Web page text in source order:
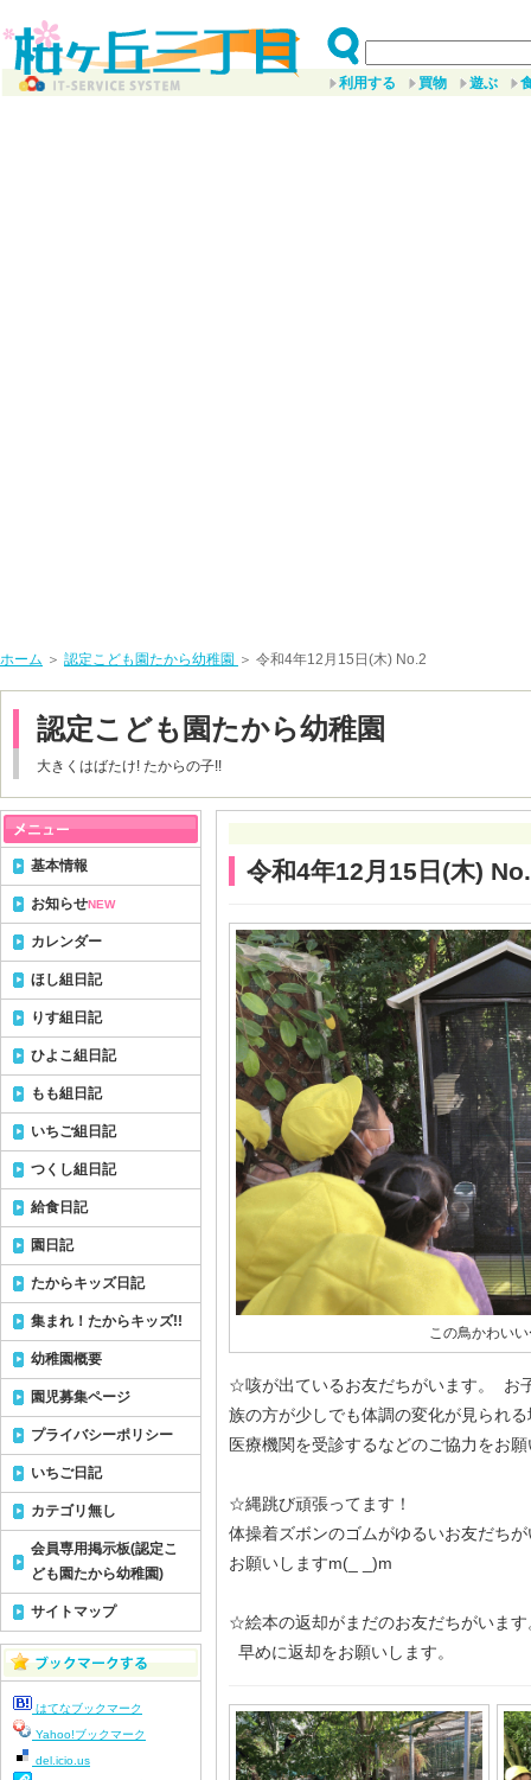
利用する 買物 遊ぶ
ホーム ＞ 認定こども園たから幼稚園 ＞ 令和4年12月15日(木) No.2
認定こども園たから幼稚園
大きくはばたけ! たからの子!!
令和4年12月15日(木)
この鳥かわい
☆咳が出ているお友だちがいます。 お
族の方が少しでも体調の変化が見られ
医療機関を受診するなどのご協力をお
☆縄跳び頑張ってます！
体操着ズボンのゴムがゆるいお友だち
お願いしますm(_ _)m
☆絵本の返却がまだのお友だちがいます
早めに返却をお願いします。
基本情報
お知らせNEW
カレンダー
ほし組日記
りす組日記
ひよこ組日記
もも組日記
いちご組日記
つくし組日記
給食日記
園日記
たからキッズ日記
集まれ！たからキッズ!!
幼稚園概要
園児募集ページ
プライバシーポリシー
いちご日記
カテゴリ無し
会員専用掲示板(認定こ
ども園たから幼稚園)
サイトマップ
はてなブックマーク
Yahoo!ブックマーク
del.icio.us